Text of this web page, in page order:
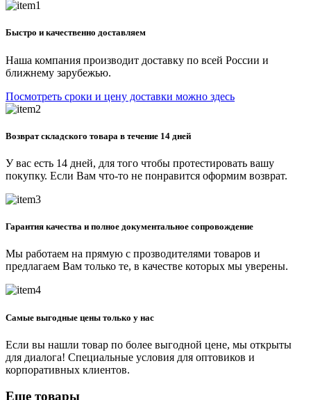
Быстро и качественно доставляем
Наша компания производит доставку по всей России и
ближнему зарубежью.
Посмотреть сроки и цену доставки можно здесь
Возврат складского товара в течение 14 дней
У вас есть 14 дней, для того чтобы протестировать вашу
покупку. Если Вам что-то не понравится оформим возврат.
Гарантия качества и полное документальное сопровождение
Мы работаем на прямую с прозводителями товаров и
предлагаем Вам только те, в качестве которых мы уверены.
Самые выгодные цены только у нас
Если вы нашли товар по более выгодной цене, мы открыты
для диалога! Специальные условия для оптовиков и
корпоративных клиентов.
Еще товары